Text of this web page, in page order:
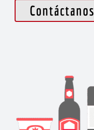
Contáctanos